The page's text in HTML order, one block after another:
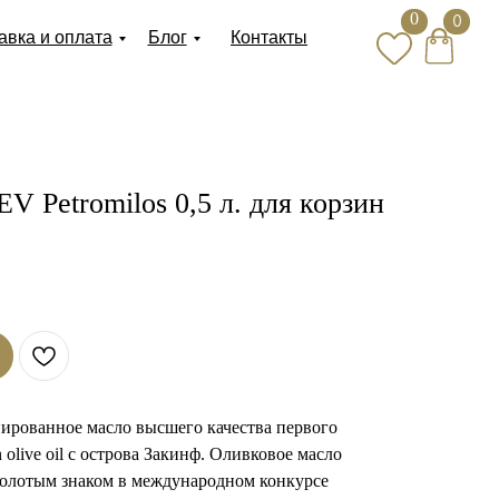
Контакты
и оплата Блог
0 0
Petromilos 0,5 л. для корзин
масло высшего качества первого
oil с острова Закинф. Оливковое масло
знаком в международном конкурсе